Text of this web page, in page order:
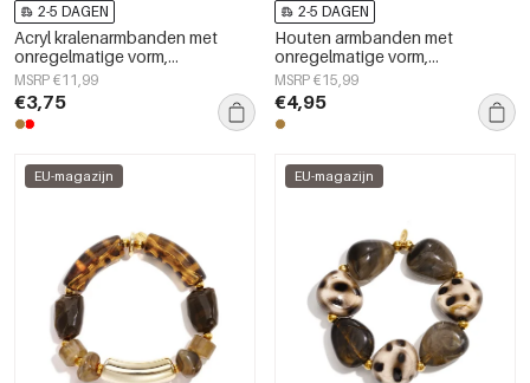
2-5 DAGEN
Acryl kralenarmbanden met
onregelmatige vorm,
eenvoudige dagelijkse
collectie, damessieraden
MSRP €11,99
€3,75
2-5 DAGEN
Houten armbanden met
onregelmatige vorm,
eenvoudige, alledaagse serie,
damessieraden
MSRP €15,99
€4,95
EU-magazijn EU-magazijn